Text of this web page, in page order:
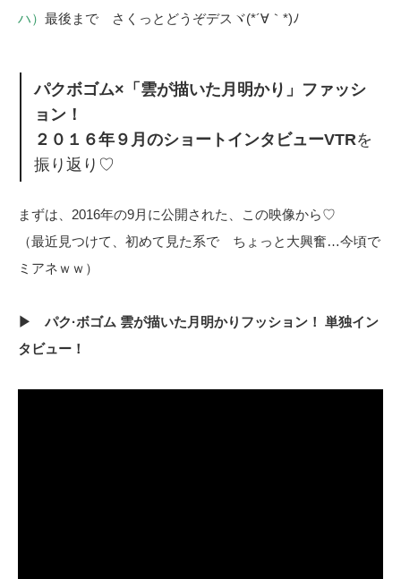
ハ） 最後まで さくっとどうぞデスヾ(*´∀｀*)ﾉ
パクボゴム×「雲が描いた月明かり」ファッシ
ョン！
２０１６年９月のショートインタビューVTRを
振り返り♡
まずは、2016年の9月に公開された、この映像から♡
（最近見つけて、初めて見た系で ちょっと大興奮…今頃で
ミアネｗｗ）
▶ パク·ボゴム 雲が描いた月明かりフッション！ 単独イン
タビュー！